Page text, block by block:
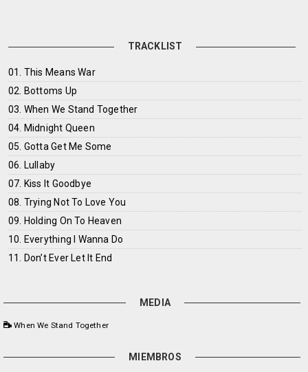
TRACKLIST
01. This Means War
02. Bottoms Up
03. When We Stand Together
04. Midnight Queen
05. Gotta Get Me Some
06. Lullaby
07. Kiss It Goodbye
08. Trying Not To Love You
09. Holding On To Heaven
10. Everything I Wanna Do
11. Don’t Ever Let It End
MEDIA
When We Stand Together
MIEMBROS